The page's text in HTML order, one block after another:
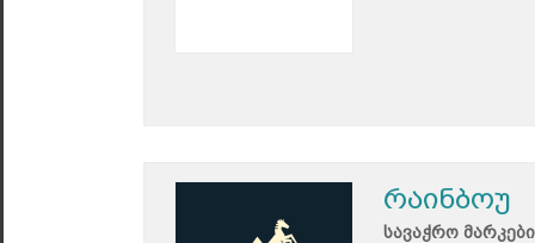
რაინბოუ
სავაჭრო